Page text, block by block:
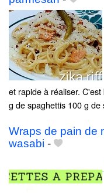
et rapide à réaliser.
g de spaghettis 100 g de
Wraps de pain de
wasabi -